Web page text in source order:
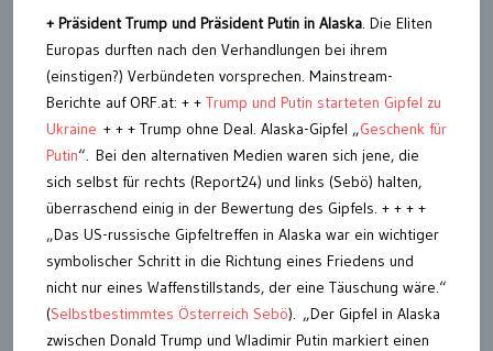
+ Präsident Trump und Präsident Putin in Alaska. Die Eliten
Europas durften nach den Verhandlungen bei ihrem
(einstigen?) Verbündeten vorsprechen. Mainstream-
Berichte auf ORF.at: + + Trump und Putin starteten Gipfel zu
Ukraine + + + Trump ohne Deal. Alaska-Gipfel „Geschenk für
Putin“. Bei den alternativen Medien waren sich jene, die
sich selbst für rechts (Report24) und links (Sebö) halten,
überraschend einig in der Bewertung des Gipfels. + + + +
„Das US-russische Gipfeltreffen in Alaska war ein wichtiger
symbolischer Schritt in die Richtung eines Friedens und
nicht nur eines Waffenstillstands, der eine Täuschung wäre.“
(Selbstbestimmtes Österreich Sebö). „Der Gipfel in Alaska
zwischen Donald Trump und Wladimir Putin markiert einen